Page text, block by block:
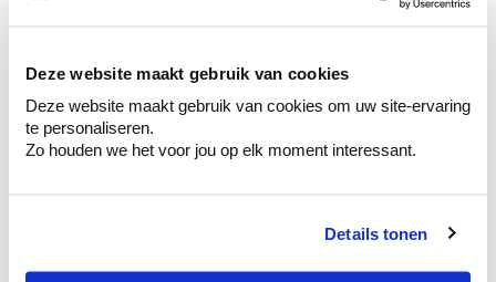
Deze website maakt gebruik van cookies
Deze website maakt gebruik van cookies om uw site-ervaring
te personaliseren.
Zo houden we het voor jou op elk moment interessant.
Details tonen
te verfijnen.
Krijg persoonlijk advies om kleuren te
combineren.